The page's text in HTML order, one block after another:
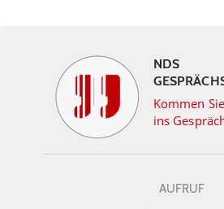
NDS
Kommen
ins
AUFRUF